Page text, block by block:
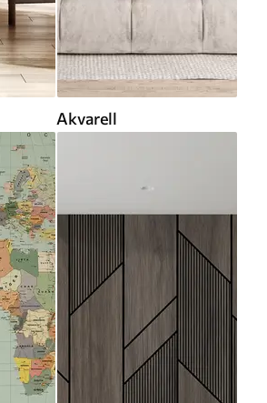
Akvarell